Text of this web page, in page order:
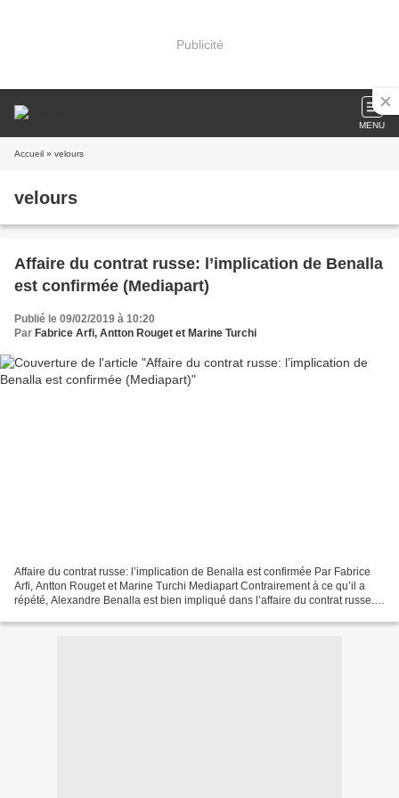
Publicité
MENU
Accueil » velours
velours
Affaire du contrat russe: l’implication de Benalla
est confirmée (Mediapart)
Publié le 09/02/2019 à 10:20
Par Fabrice Arfi, Antton Rouget et Marine Turchi
Affaire du contrat russe: l’implication de Benalla est confirmée Par Fabrice
Arfi, Antton Rouget et Marine Turchi Mediapart Contrairement à ce qu’il a
répété, Alexandre Benalla est bien impliqué dans l’affaire du contrat russe.